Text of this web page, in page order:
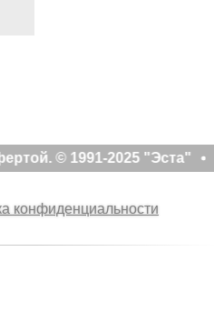
© 1991-2025 "Эста"
конфиденциальности